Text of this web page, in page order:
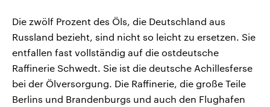
Die zwölf Prozent des Öls, die Deutschland aus
Russland bezieht, sind nicht so leicht zu ersetzen. Sie
entfallen fast vollständig auf die ostdeutsche
Raffinerie Schwedt. Sie ist die deutsche Achillesferse
bei der Ölversorgung. Die Raffinerie, die große Teile
Berlins und Brandenburgs und auch den Flughafen